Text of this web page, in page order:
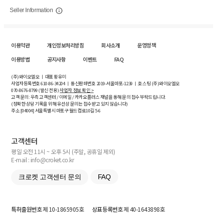
Seller Information
이용약관 개인정보처리방침 회사소개
운영정책
이용방법
공지사항 이벤트 FAQ
(주)와이오엘오 ㅣ 대표 황유미
사업자등록번호610-86-34204ㅣ 통신판매번호 2019-서울마포-1239 ㅣ 호스팅 (주)와이오엘오
070-8676-8799 (발신 전용)사업자 정보 확인 >
고객 문의: 우측 고객센터 / 이메일 / 카카오플러스 채널을 통해 문의 접수 부탁드립니다.
(정확한 상담 기록을 위해 유선상 문의는 접수받고 있지 않습니다)
주소 [04004] 서울특별시 마포구 월드컵로10길5-6
고객센터
평일 오전 11시 ~ 오후 5시 (주말, 공휴일 제외)
E-mail : info@croket.co.kr
크로켓 고객센터 문의 FAQ
특허출원번호제 10-1865905호 상표등록번호제 40-1643898호